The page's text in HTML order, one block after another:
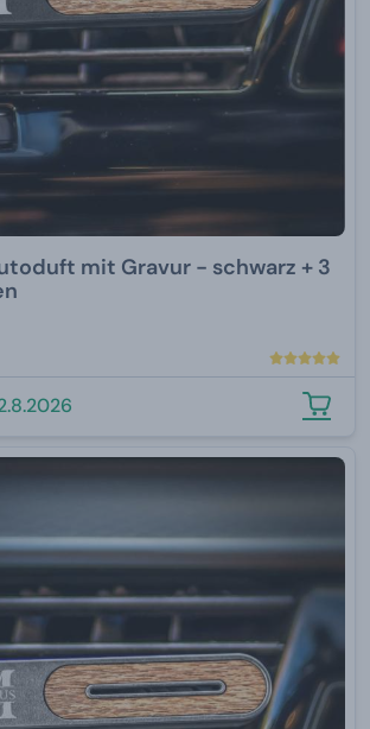
mit Gravur - schwarz + 3